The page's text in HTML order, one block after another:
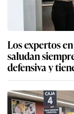
Los expertos
saludan
defensiva y